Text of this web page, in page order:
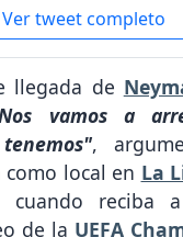
Ver tweet completo
llegada de
vamos a
,
local en La
cuando reciba a
de la UEFA